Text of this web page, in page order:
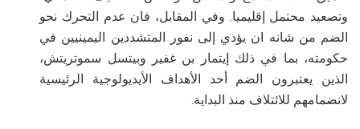
وتصعيد محتمل إقليميا. وفي المقابل، فان عدم التحرك نحو
الضم من شانه ان يؤدي إلى نفور المتشددين اليمينيين في
حكومته، بما في ذلك إيتمار بن غفير وبيتسل سموتريتش،
الذين يعتبرون الضم أحد الأهداف الأيديولوجية الرئيسية
لانضمامهم للائتلاف منذ البداية.